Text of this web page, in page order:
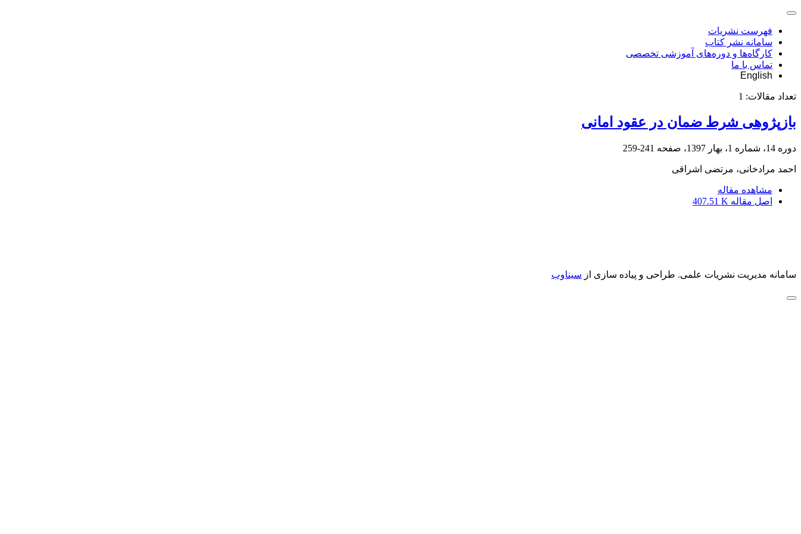
فهرست نشریات
سامانه نشر کتاب
کارگاه‌ها و دوره‌های آموزشی تخصصی
تماس با ما
English
تعداد مقالات: 1
بازپژوهی شرط ضمان در عقود امانی
دوره 14، شماره 1، بهار 1397، صفحه 241-259
احمد مرادخانی، مرتضی اشراقی
مشاهده مقاله
اصل مقاله 407.51 K
سامانه مدیریت نشریات علمی. طراحی و پیاده سازی از سیناوب